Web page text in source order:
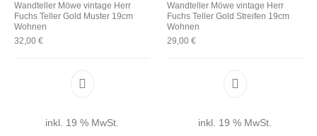
Print:
Poster&Notizbücher
Taschen/Turnbeutel
Wandteller Möwe vintage Herr
Fuchs Teller Gold Muster 19cm
Wohnen
32,00 €
inkl. 19 % MwSt.
Wandteller Möwe vintage Herr
Fuchs Teller Gold Streifen 19cm
Wohnen
29,00 €
inkl. 19 % MwSt.